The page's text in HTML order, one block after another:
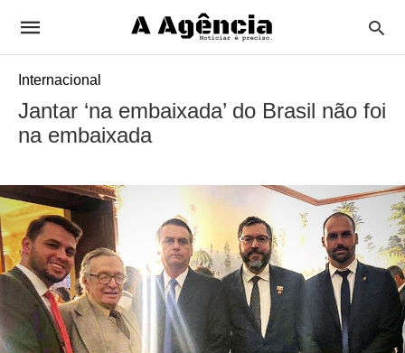
Internacional
Jantar ‘na embaixada’ do Brasil não foi
na embaixada